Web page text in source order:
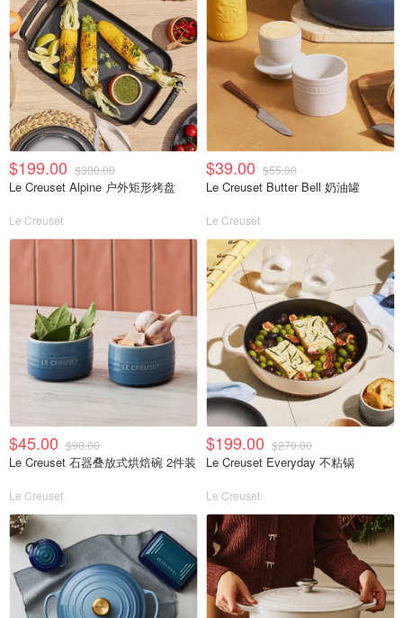
$199.00 $300.00
Le Creuset Alpine 户外矩形烤盘
Le Creuset
$39.00 $55.00
Le Creuset Butter Bell 奶油罐
Le Creuset
$45.00 $90.00
Le Creuset 石器叠放式烘焙碗 2件装
Le Creuset
$199.00 $270.00
Le Creuset Everyday 不粘锅
Le Creuset